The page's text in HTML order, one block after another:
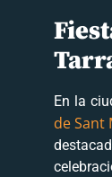
En la
de Sant